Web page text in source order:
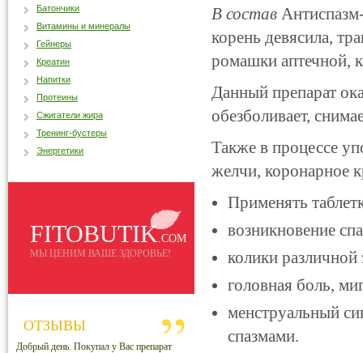
В состав
корень девясила,
ромашки аптечной,
Данный препарат
обезболивает,
Также в процессе
желчи, коронарное
Применять
возникновение
колики различной
головная боль,
менструальный
спазмами.
Батончики
Витамины и минералы
Гейнеры
Креатин
Напитки
Протеины
Сжигатели жира
Тренинг-бустеры
Энергетики
FITOBUTIK.COM
МЫ ЦЕНИМ ВАШЕ ЗДОРОВЬЕ!
ОТЗЫВЫ
Добрый день. Покупал у Вас препарат